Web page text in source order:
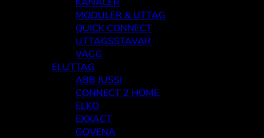
MODULER & UTTAG
QUICK CONNECT
UTTAGSSTAVAR
VÄGG
ELUTTAG
ABB JUSSI
CONNECT 2 HOME
ELKO
EXXACT
GOVENA